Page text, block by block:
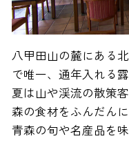
八甲田山の麓にある
で唯一、通年入れる
夏は山や渓流の散策
森の食材をふんだん
青森の旬や名産品を